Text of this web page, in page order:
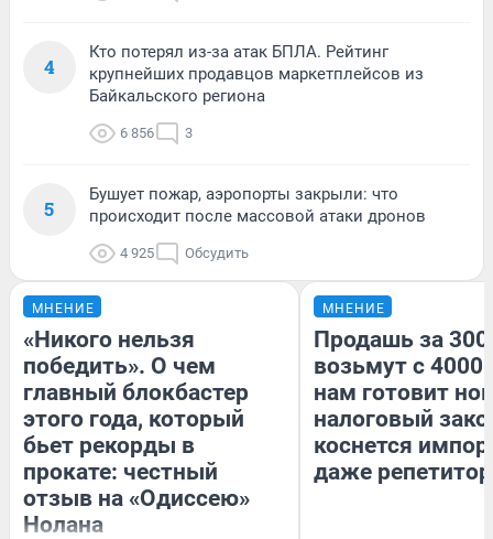
4
Кто потерял из-за атак БПЛА. Рейтинг
крупнейших продавцов маркетплейсов из
Байкальского региона
6 856 3
5
Бушует пожар, аэропорты закрыли: что
происходит после массовой атаки дронов
4 925 Обсудить
МНЕНИЕ
«Никого нельзя
победить». О чем
главный блокбастер
этого года, который
бьет рекорды в
прокате: честный
отзыв на «Одиссею»
Нолана
МНЕНИЕ
Продашь за
возьмут с
нам готовит
налоговый
коснется
даже